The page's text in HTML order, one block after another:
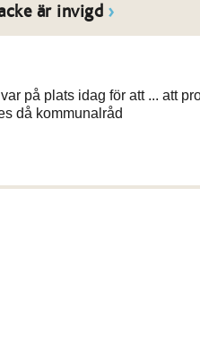
är invigd
på plats idag för att ... att
då kommunalråd